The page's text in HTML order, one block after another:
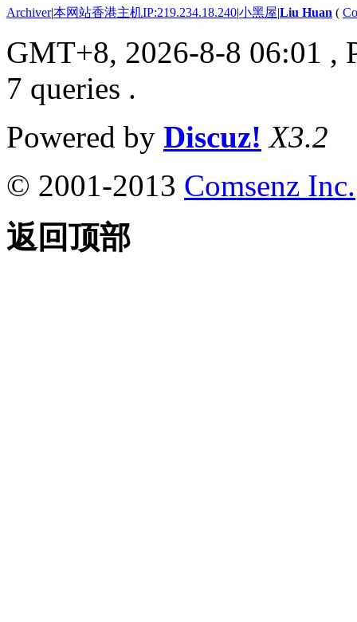
Archiver|本网站香港主机IP:219.234.18.240|小黑屋|Liu Huan (
GMT+8, 2026-8-8 06:01 ,
7 queries .
Powered by Discuz! X3.2
© 2001-2013 Comsenz Inc.
返回顶部